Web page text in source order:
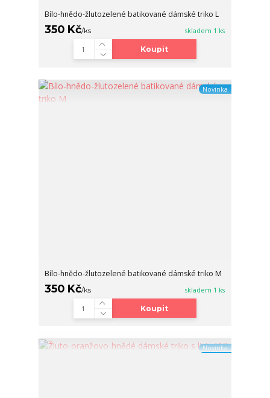
Bílo-hnědo-žlutozelené batikované dámské triko L
350 Kč/ks skladem 1 ks
Koupit
Novinka
Bílo-hnědo-žlutozelené batikované dámské triko M
350 Kč/ks skladem 1 ks
Koupit
Novinka